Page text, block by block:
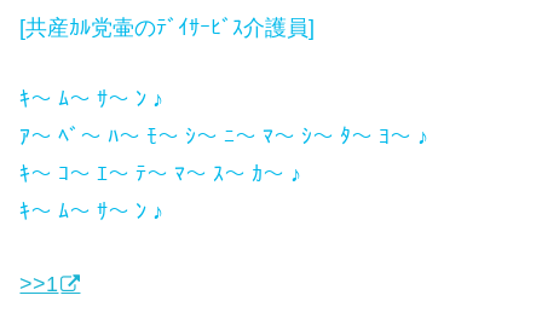
[共産ｶﾙ党壷のﾃﾞｲｻｰﾋﾞｽ介護員]
ｷ〜 ﾑ〜 ｻ〜 ﾝ ♪
ｱ〜 ﾍﾞ〜 ﾊ〜 ﾓ〜 ｼ〜 ﾆ〜 ﾏ〜 ｼ〜 ﾀ〜 ﾖ〜 ♪
ｷ〜 ｺ〜 ｴ〜 ﾃ〜 ﾏ〜 ｽ〜 ｶ〜 ♪
ｷ〜 ﾑ〜 ｻ〜 ﾝ ♪
>>1